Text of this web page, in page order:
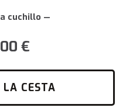
cuchillo —
€
CESTA